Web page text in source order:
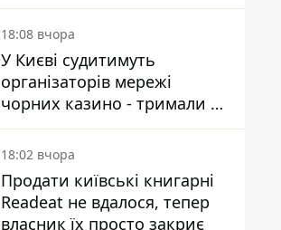
18:08 вчора
У Києві судитимуть
організаторів мережі
чорних казино - тримали 39
закладів
18:02 вчора
Продати київські книгарні
Readeat не вдалося, тепер
власник їх просто закриє